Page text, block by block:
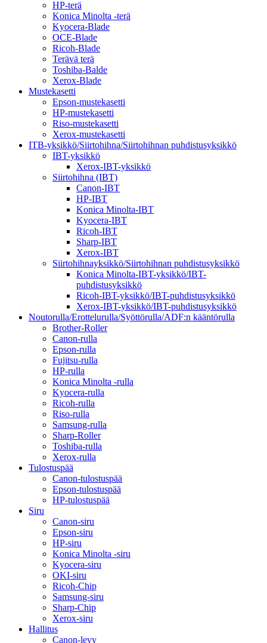
HP-terä
Konica Minolta -terä
Kyocera-Blade
OCE-Blade
Ricoh-Blade
Terävä terä
Toshiba-Balde
Xerox-Blade
Mustekasetti
Epson-mustekasetti
HP-mustekasetti
Riso-mustekasetti
Xerox-mustekasetti
ITB-yksikkö/Siirtohihna/Siirtohihnan puhdistusyksikkö
IBT-yksikkö
Xerox-IBT-yksikkö
Siirtohihna (IBT)
Canon-IBT
HP-IBT
Konica Minolta-IBT
Kyocera-IBT
Ricoh-IBT
Sharp-IBT
Xerox-IBT
Siirtohihnayksikkö/Siirtohihnan puhdistusyksikkö
Konica Minolta-IBT-yksikkö/IBT-
puhdistusyksikkö
Ricoh-IBT-yksikkö/IBT-puhdistusyksikkö
Xerox-IBT-yksikkö/IBT-puhdistusyksikkö
Noutorulla/Erottelurulla/Syöttörulla/ADF:n kääntörulla
Brother-Roller
Canon-rulla
Epson-rulla
Fujitsu-rulla
HP-rulla
Konica Minolta -rulla
Kyocera-rulla
Ricoh-rulla
Riso-rulla
Samsung-rulla
Sharp-Roller
Toshiba-rulla
Xerox-rulla
Tulostuspää
Canon-tulostuspää
Epson-tulostuspää
HP-tulostuspää
Siru
Canon-siru
Epson-siru
HP-siru
Konica Minolta -siru
Kyocera-siru
OKI-siru
Ricoh-Chip
Samsung-siru
Sharp-Chip
Xerox-siru
Hallitus
Canon-levy